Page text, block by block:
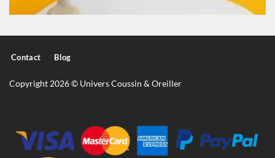
Contact Blog
Copyright 2026 © Univers Coussin & Oreiller